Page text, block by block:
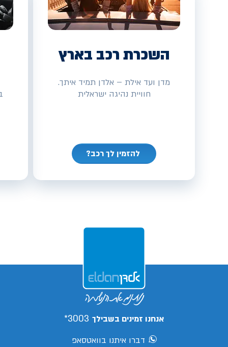
השכרת רכב בארץ
מדן ועד אילת – אלדן תמיד איתך.
חוויית נהיגה ישראלית
להזמין לך רכב?
אנחנו זמינים בשבילך 3003*
דברו איתנו בוואטסאפ